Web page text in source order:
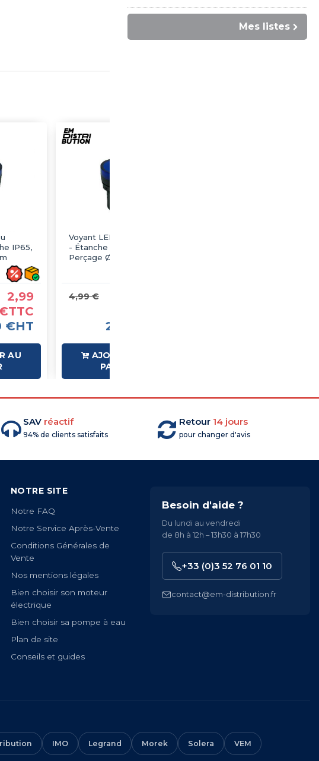
IP65,
2,99
€HT
AU
Voyant LED Bleu 110Vac
- Étanche IP65,
Perçage Ø22mm
4,99 €
2,50 €HT
AJOUTER AU
PANIER
Mes listes
SAV réactif
94% de clients satisfaits
Retour 14 jours
pour changer d'avis
NOTRE SITE
Notre FAQ
Notre Service Après-Vente
Conditions Générales de
Vente
Nos mentions légales
Bien choisir son moteur
électrique
Bien choisir sa pompe à eau
Plan de site
Conseils et guides
Besoin d'aide ?
Du lundi au vendredi
de 8h à 12h – 13h30 à 17h30
+33 (0)3 52 76 01 10
contact@em-distribution.fr
IMO Legrand Morek Solera VEM